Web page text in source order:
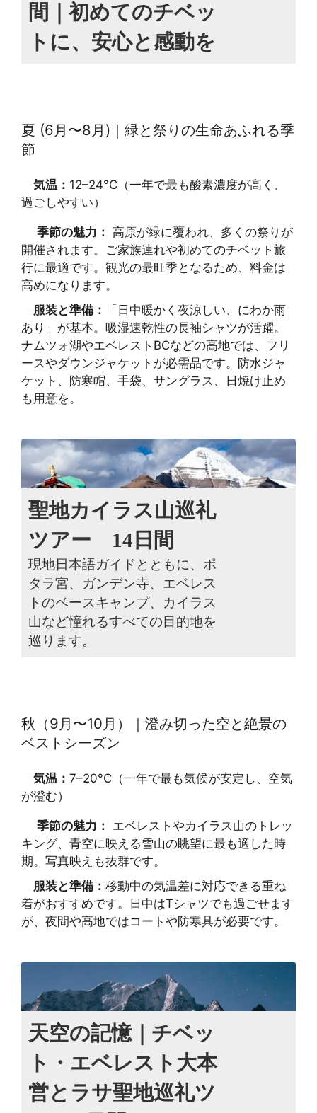
間｜初めてのチベッ
トに、安心と感動を
夏 (6月〜8月)｜緑と祭りの生命あふれる季
節
気温： 12–24°C（一年で最も酸素濃度が高く、
過ごしやすい）
季節の魅力： 高原が緑に覆われ、多くの祭りが
開催されます。ご家族連れや初めてのチベット旅
行に最適です。観光の最旺季となるため、料金は
高めになります。
服装と準備：
「日中暖かく夜涼しい、にわか雨
あり」が基本。吸湿速乾性の長袖シャツが活躍。
ナムツォ湖やエベレストBCなどの高地では、フリ
ースやダウンジャケットが必需品です。防水ジャ
ケット、防寒帽、手袋、サングラス、日焼け止め
も用意を。
聖地カイラス山巡礼
ツアー 14日間
現地日本語ガイドとともに、ポ
タラ宮、ガンデン寺、エベレス
トのベースキャンプ、カイラス
山など憧れるすべての目的地を
巡ります。
秋（9月〜10月）｜澄み切った空と絶景の
ベストシーズン
気温： 7–20°C（一年で最も気候が安定し、空気
が澄む）
季節の魅力： エベレストやカイラス山のトレッ
キング、青空に映える雪山の眺望に最も適した時
期。写真映えも抜群です。
服装と準備： 移動中の気温差に対応できる重ね
着がおすすめです。日中はTシャツでも過ごせます
が、夜間や高地ではコートや防寒具が必要です。
天空の記憶｜チベッ
ト・エベレスト大本
営とラサ聖地巡礼ツ